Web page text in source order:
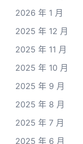
2026 年 1 月
2025 年 12 月
2025 年 11 月
2025 年 10 月
2025 年 9 月
2025 年 8 月
2025 年 7 月
2025 年 6 月